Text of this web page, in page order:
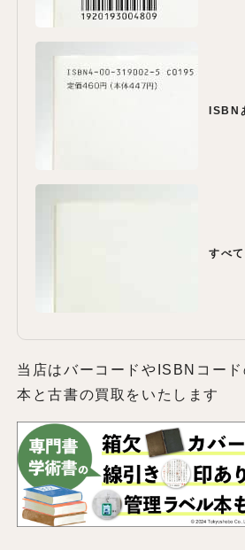
ISBN
すべ
当店はバーコードやISBNコー
本と古書の買取をいたします